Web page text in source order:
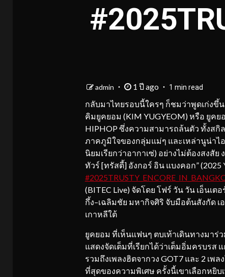
admin 1 ปี ago 1 min read
กลับมาไทยรอบนี้ใครๆ ก็ชมว่าพูดเก่ง
คิมยูคยอม (KIM YUGYEOM) หรือ ยูคย
HIPHOP ซึ่งความสามารถล้นตัว ทั้งสกิ
ภาคภูมิใจของกลุ่มแม่ๆ และเหล่านูน่าไ
นิยมเรียกว่าอากาเซ่) อย่างไม่ต้องสงสัย
ทัวร์ [ทรัสตี้] อังกอร์ อิน แบงคอก” (2025
(BITEC Live) จัดโดย โฟร์ วัน วัน เอ็นเต
กึ้ง–เฉลิมชัย มหากิจศิริ จับมือต้นสังกัด เ
เกาหลีใต้
ยูคยอม ที่เห็นแฟนๆ ตบเท้าเดินทางมา
แสดงจัดเต็มที่เรียกได้ว่าเต็มอิ่มครบรส
รวมถึงเพลงฮิตจากวง GOT7 และ 2 เพ
ที่สุดของความพิเศษ ครั้งนี้เขาเลือกหยิ